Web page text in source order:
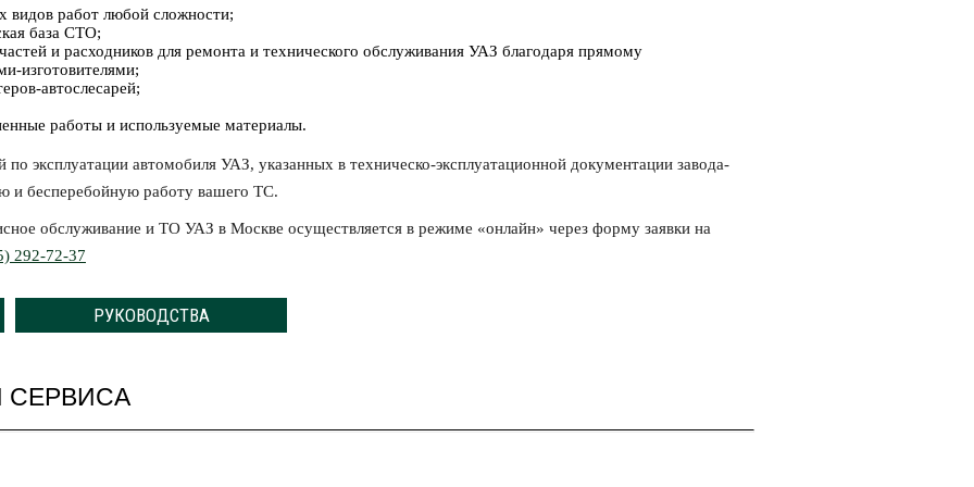
видов работ любой сложности;
база СТО;
и расходников для ремонта и технического обслуживания УАЗ благодаря прямому
изготовителями;
автослесарей;
работы и используемые материалы.
эксплуатации автомобиля УАЗ, указанных в техническо-эксплуатационной документации завода-
и бесперебойную работу вашего ТС.
обслуживание и ТО УАЗ в Москве осуществляется в режиме «онлайн» через форму заявки на
292-72-37
РУКОВОДСТВА
СЕРВИСА